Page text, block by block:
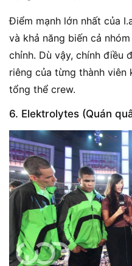
Điểm mạnh lớn nhất của
và khả năng biến cả
chỉnh. Dù vậy, chính điều
riêng của từng thành
tổng thể crew.
6. Elektrolytes (Quán